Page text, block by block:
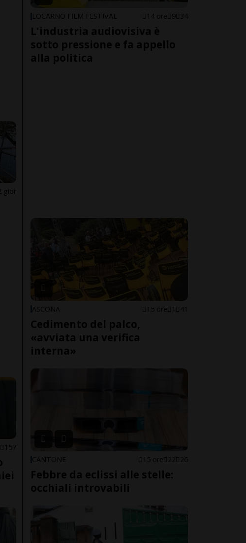
gior
157
LOCARNO FILM FESTIVAL 14 ore 9 34
L'industria audiovisiva è
sotto pressione e fa appello
alla politica
ASCONA 15 ore 1 41
Cedimento del palco,
«avviata una verifica
interna»
CANTONE 15 ore 22 26
Febbre da eclissi alle stelle:
occhiali introvabili